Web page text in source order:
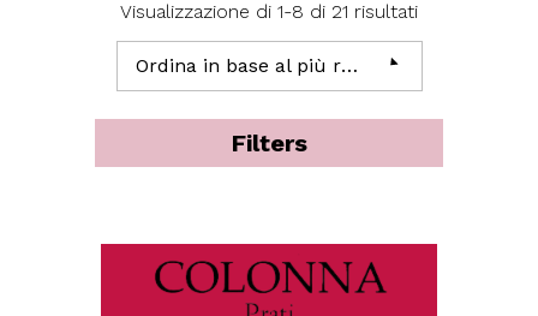
Visualizzazione di 1-8 di 21 risultati
Ordina in base al più recente
Filters